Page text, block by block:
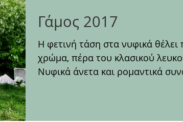
Γάμος 2017
Η φετινή τάση στα νυφικά θέλει
χρώμα, πέρα του κλασικού
Νυφικά άνετα και ρομαντικά